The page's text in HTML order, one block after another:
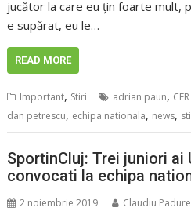
jucător la care eu ţin foarte mult,
e supărat, eu le…
READ MORE
Important, Stiri adrian paun,
dan petrescu, echipa nationala, news,
SportinCluj: Trei juniori ai
convocati la echipa
2 noiembrie 2019 Claudiu